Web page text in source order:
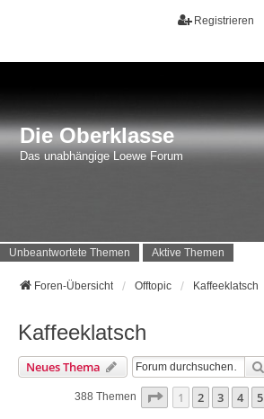
Registrieren
Die Oberklasse
Das unabhängige Loewe Forum
Unbeantwortete Themen Aktive Themen
Foren-Übersicht Offtopic Kaffeeklatsch
Kaffeeklatsch
Neues Thema
388 Themen Seite 1Von 16
1 2 3 4 5